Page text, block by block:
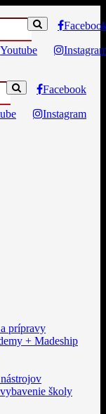
Youtube
Facebook
Instagram
prípravy
+ Madeship
školy